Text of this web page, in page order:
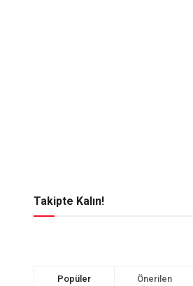
Takipte Kalın!
Popüler Önerilen